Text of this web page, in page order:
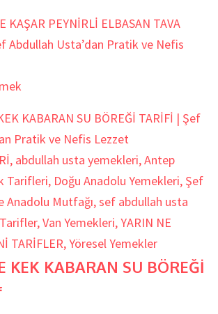
KAŞAR PEYNİRLİ ELBASAN TAVA
Abdullah Usta’dan Pratik ve Nefis
, abdullah usta yemekleri,Antep
Tarifleri, Doğu Anadolu Yemekleri, Şef
Anadolu Mutfağı,sef abdullah usta
,Van Yemekleri,YARIN NE
TARİFLER,Yöresel Yemekler
KEK KABARAN SU BÖREĞİ